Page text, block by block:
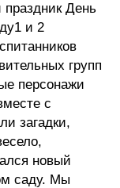
День
и 2
групп
персонажи
с
загадки,
новый
саду. Мы